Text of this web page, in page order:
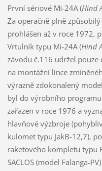
První sériové Mi-24A (Hind
Za operačně plně
prohlášen až v roce 1972,
Vrtulník typu Mi-24A (Hind
závodu č.116 udržel
na montážní lince
výrazně zdokonalený
byl do výrobního
zařazen v roce 1976 a
hlavňové výzbroje
kulomet typu JakB-12,7),
raketového kompletu typu
SACLOS (model Falanga-